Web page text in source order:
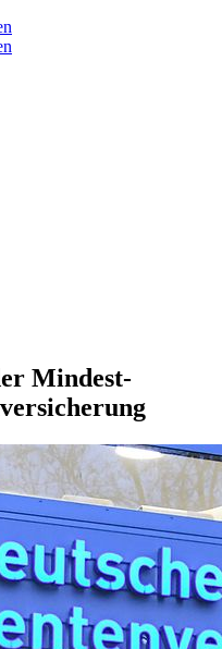
Mindest­